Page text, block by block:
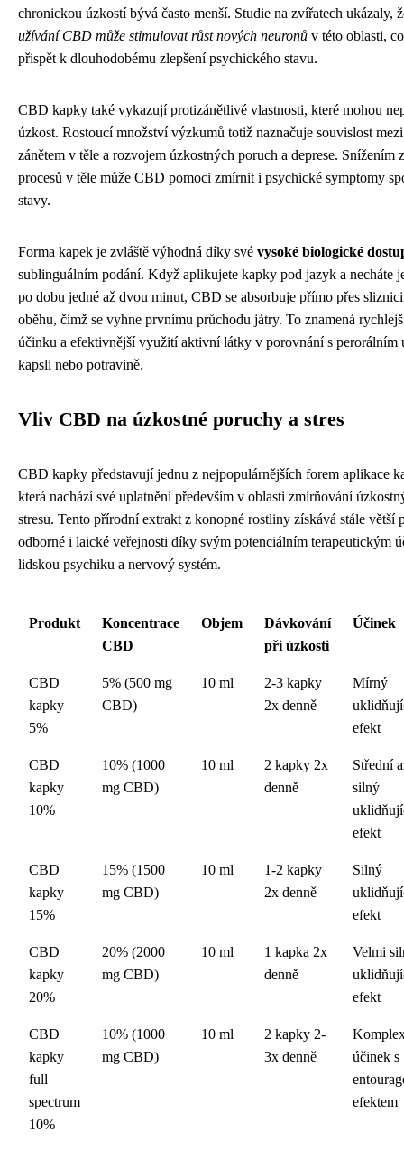
chronickou úzkostí bývá často menší. Studie na zvířatech ukázaly,
užívání CBD může stimulovat růst nových neuronů v této oblasti,
přispět k dlouhodobému zlepšení psychického stavu.
CBD kapky také vykazují protizánětlivé vlastnosti, které mohou
úzkost. Rostoucí množství výzkumů totiž naznačuje souvislost
zánětem v těle a rozvojem úzkostných poruch a deprese. Snížením
procesů v těle může CBD pomoci zmírnit i psychické symptomy
stavy.
Forma kapek je zvláště výhodná díky své vysoké biologické
sublinguálním podání. Když aplikujete kapky pod jazyk a necháte
po dobu jedné až dvou minut, CBD se absorbuje přímo přes
oběhu, čímž se vyhne prvnímu průchodu játry. To znamená
účinku a efektivnější využití aktivní látky v porovnání s perorálním
kapsli nebo potravině.
Vliv CBD na úzkostné poruchy a stres
CBD kapky představují jednu z nejpopulárnějších forem aplikace
která nachází své uplatnění především v oblasti zmírňování
stresu. Tento přírodní extrakt z konopné rostliny získává stále větší
odborné i laické veřejnosti díky svým potenciálním terapeutickým
lidskou psychiku a nervový systém.
Produkt
Koncentrace
CBD
Objem
Dávkování
při úzkosti
Účinek
CBD
kapky
5%
5% (500 mg
CBD)
10 ml
2-3 kapky
2x denně
Mírný
efekt
CBD
kapky
10%
10% (1000
mg CBD)
10 ml
2 kapky 2x
denně
Střední
silný
efekt
CBD
kapky
15%
15% (1500
mg CBD)
10 ml
1-2 kapky
2x denně
Silný
efekt
CBD
kapky
20%
20% (2000
mg CBD)
10 ml
1 kapka 2x
denně
Velmi
efekt
CBD
kapky
full
spectrum
10%
10% (1000
mg CBD)
10 ml
2 kapky 2-
3x denně
účinek s
efektem